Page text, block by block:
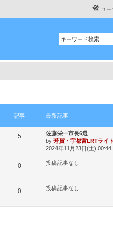
ユ
記事 最新記事
5記
最
新
記
佐藤栄一市長6選
by 芳賀・宇都宮LRTライ
2024年11月23日(土) 00:44
0記
投稿記事なし
0記
投稿記事なし